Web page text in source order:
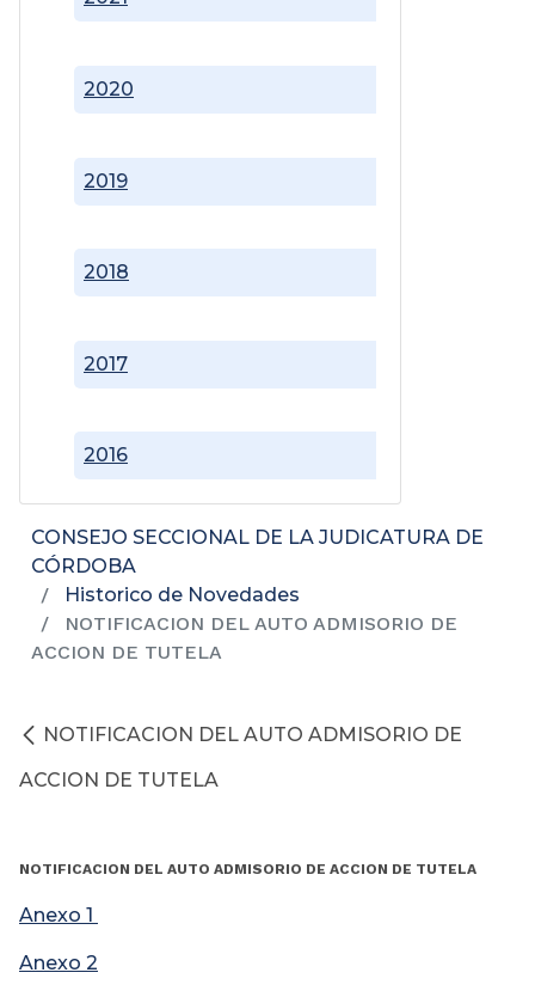
2016
2017
2018
2019
2020
CONSEJO SECCIONAL DE LA JUDICATURA DE
CÓRDOBA
Historico de Novedades
NOTIFICACION DEL AUTO ADMISORIO DE
ACCION DE TUTELA
NOTIFICACION DEL AUTO ADMISORIO DE
ACCION DE TUTELA
NOTIFICACION DEL AUTO ADMISORIO DE ACCION DE TUTELA
Anexo 1
Anexo 2